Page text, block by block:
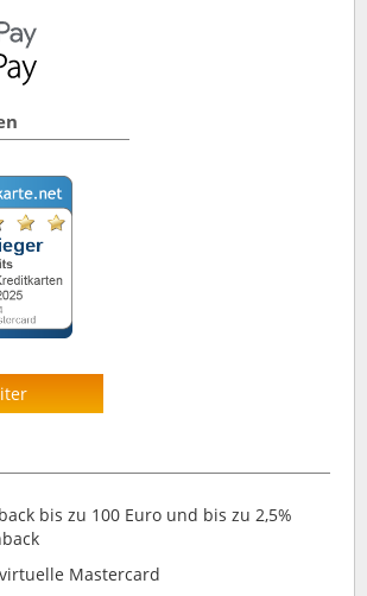
bis zu 100 Euro und bis zu 2,5%
Mastercard